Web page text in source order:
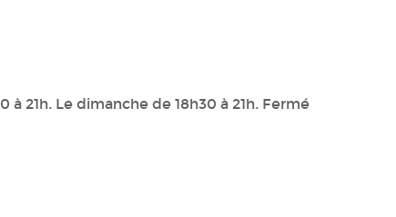
21h. Le dimanche de 18h30 à 21h. Fermé